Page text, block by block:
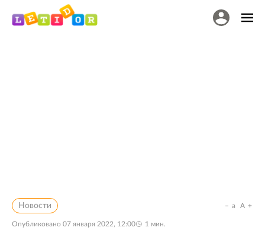
Новости
Опубликовано 07 января 2022, 12:00 1 мин.
a A